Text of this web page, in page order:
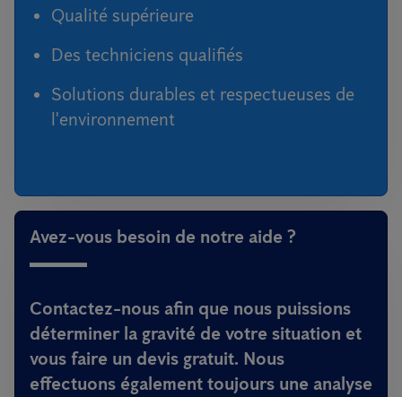
Qualité supérieure
Des techniciens qualifiés
Solutions durables et respectueuses de
l'environnement
Avez-vous besoin de notre aide ?
Contactez-nous afin que nous puissions
déterminer la gravité de votre situation et
vous faire un devis gratuit. Nous
effectuons également toujours une analyse